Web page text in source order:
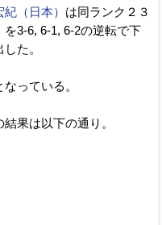
（日本） は同ランク２３
3-6, 6-1, 6-2の逆転で下
た。
っている。
果は以下の通り。